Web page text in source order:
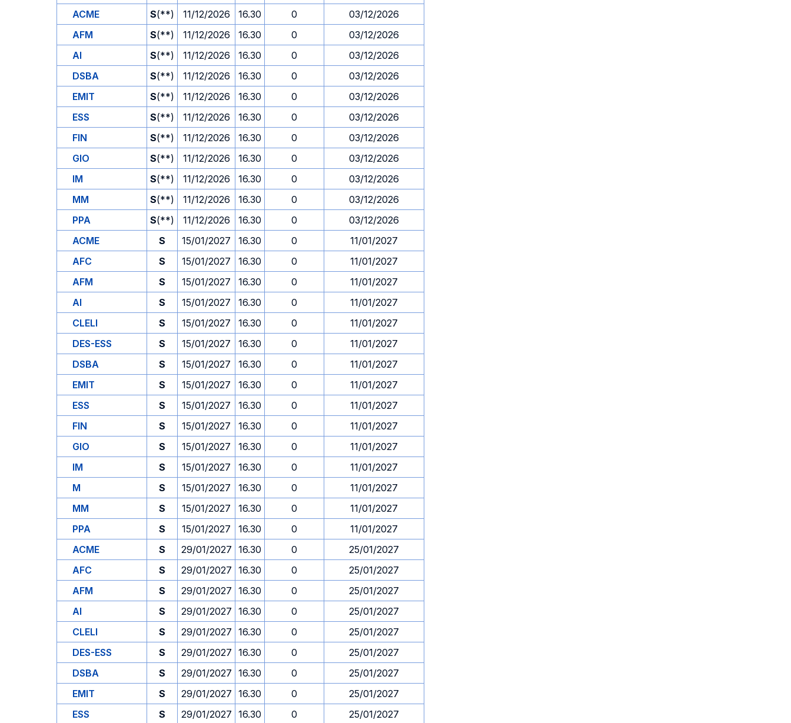
ACME
S(**) 11/12/2026 16.30 0
03/12/2026
AFM
S(**) 11/12/2026 16.30 0
03/12/2026
AI
S(**) 11/12/2026 16.30 0
03/12/2026
DSBA
S(**) 11/12/2026 16.30 0
03/12/2026
EMIT
S(**) 11/12/2026 16.30 0
03/12/2026
ESS
S(**) 11/12/2026 16.30 0
03/12/2026
FIN
S(**) 11/12/2026 16.30 0
03/12/2026
GIO
S(**) 11/12/2026 16.30 0
03/12/2026
IM
S(**) 11/12/2026 16.30 0
03/12/2026
MM
S(**) 11/12/2026 16.30 0
03/12/2026
PPA
S(**) 11/12/2026 16.30 0
03/12/2026
ACME
S 15/01/2027 16.30 0
11/01/2027
AFC
S 15/01/2027 16.30 0
11/01/2027
AFM
S 15/01/2027 16.30 0
11/01/2027
AI
S 15/01/2027 16.30 0
11/01/2027
CLELI
S 15/01/2027 16.30 0
11/01/2027
DES-ESS
S 15/01/2027 16.30 0
11/01/2027
DSBA
S 15/01/2027 16.30 0
11/01/2027
EMIT
S 15/01/2027 16.30 0
11/01/2027
ESS
S 15/01/2027 16.30 0
11/01/2027
FIN
S 15/01/2027 16.30 0
11/01/2027
GIO
S 15/01/2027 16.30 0
11/01/2027
IM
S 15/01/2027 16.30 0
11/01/2027
M
S 15/01/2027 16.30 0
11/01/2027
MM
S 15/01/2027 16.30 0
11/01/2027
PPA
S 15/01/2027 16.30 0
11/01/2027
ACME
S 29/01/2027 16.30 0
25/01/2027
AFC
S 29/01/2027 16.30 0
25/01/2027
AFM
S 29/01/2027 16.30 0
25/01/2027
AI
S 29/01/2027 16.30 0
25/01/2027
CLELI
S 29/01/2027 16.30 0
25/01/2027
DES-ESS
S 29/01/2027 16.30 0
25/01/2027
DSBA
S 29/01/2027 16.30 0
25/01/2027
EMIT
S 29/01/2027 16.30 0
25/01/2027
ESS
S 29/01/2027 16.30 0
25/01/2027